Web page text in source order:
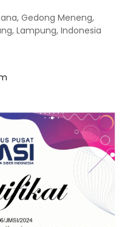
Gedong Meneng,
Lampung, Indonesia